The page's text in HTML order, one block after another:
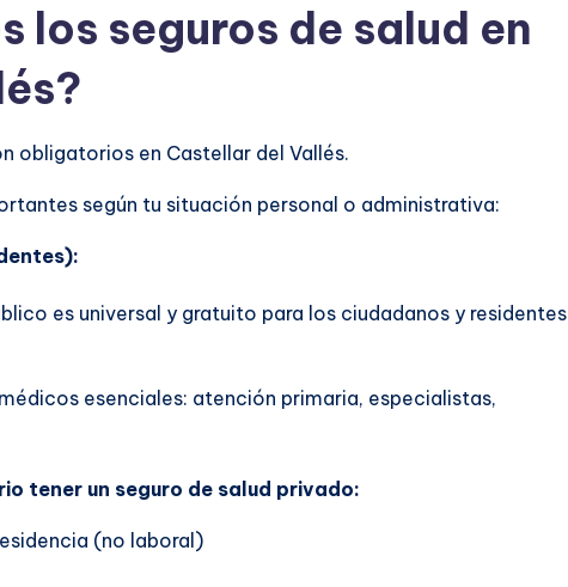
los seguros de salud en
obligatorios en Castellar del Vallés.
según tu situación personal o administrativa:
es universal y gratuito para los ciudadanos y residentes
esenciales: atención primaria, especialistas,
tener un seguro de salud privado:
(no laboral)